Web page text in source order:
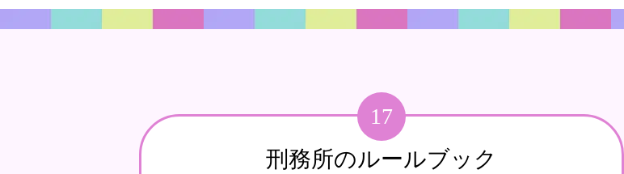
17
刑務所のルールブック